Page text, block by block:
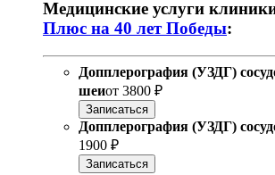
Медицинские услуги
Плюс на 40 лет Победы:
Допплерография (УЗДГ)
шеиот 3800 ₽
Записаться
Допплерография (УЗДГ)
1900 ₽
Записаться